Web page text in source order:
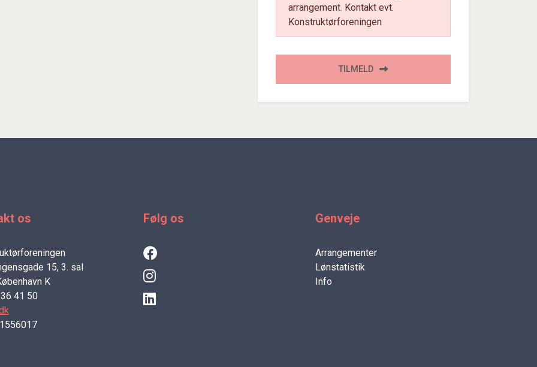
arrangement. Kontakt evt.
Konstruktørforeningen
TILMELD
os
15, 3. sal
K
41 50
Følg os Genveje
Arrangementer
Lønstatistik
Info